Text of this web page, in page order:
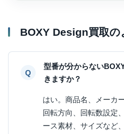
BOXY Design買取の
型番が分からない
きますか？
はい。商品名、メーカ
回転方向、回転数設定
ース素材、サイズなど